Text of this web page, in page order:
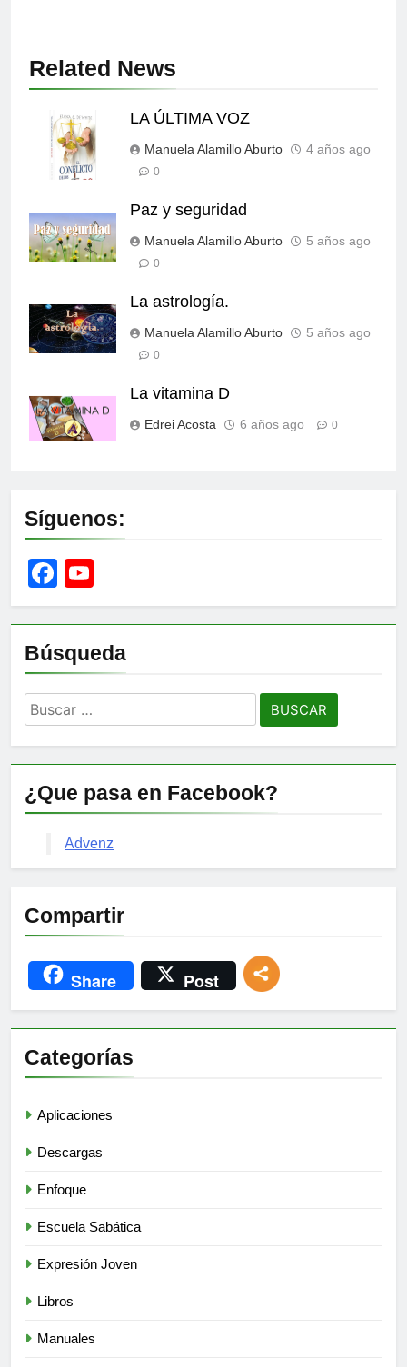
Related News
LA ÚLTIMA VOZ
Manuela Alamillo Aburto 4 años ago
0
Paz y seguridad
Manuela Alamillo Aburto 5 años ago
0
La astrología.
Manuela Alamillo Aburto 5 años ago
0
La vitamina D
Edrei Acosta 6 años ago 0
Síguenos:
Facebook
Channel
Búsqueda
Buscar:
¿Que pasa en Facebook?
Advenz
Compartir
Share Post
Categorías
Aplicaciones
Descargas
Enfoque
Escuela Sabática
Expresión Joven
Libros
Manuales